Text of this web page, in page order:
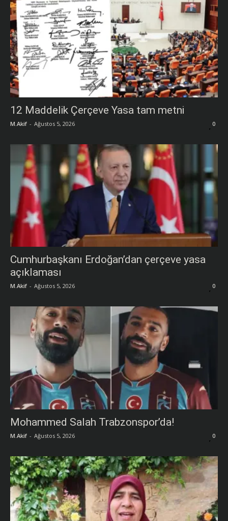
12 Maddelik Çerçeve Yasa tam metni
M.Akif - Ağustos 5, 2026 0
Cumhurbaşkanı Erdoğan’dan çerçeve yasa
açıklaması
M.Akif - Ağustos 5, 2026 0
Mohammed Salah Trabzonspor’da!
M.Akif - Ağustos 5, 2026 0